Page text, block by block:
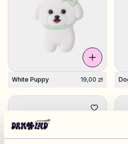
White Puppy 19,00 zł